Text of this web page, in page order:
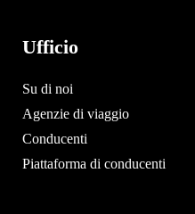
Ufficio
Su di noi
Agenzie di viaggio
Conducenti
Piattaforma di conducenti